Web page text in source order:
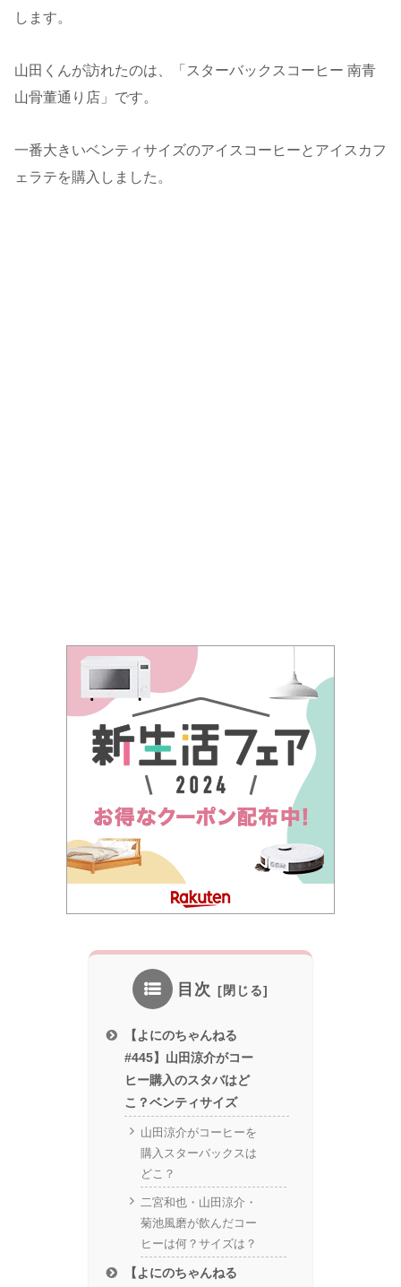
します。
山田くんが訪れたのは、「スターバックスコーヒー 南青
山骨董通り店」です。
一番大きいベンティサイズのアイスコーヒーとアイスカフ
ェラテを購入しました。
目次
【よにのちゃんねる
#445】山田涼介がコー
ヒー購入のスタバはど
こ？ベンティサイズ
山田涼介がコーヒーを
購入スターバックスは
どこ？
二宮和也・山田涼介・
菊池風磨が飲んだコー
ヒーは何？サイズは？
【よにのちゃんねる